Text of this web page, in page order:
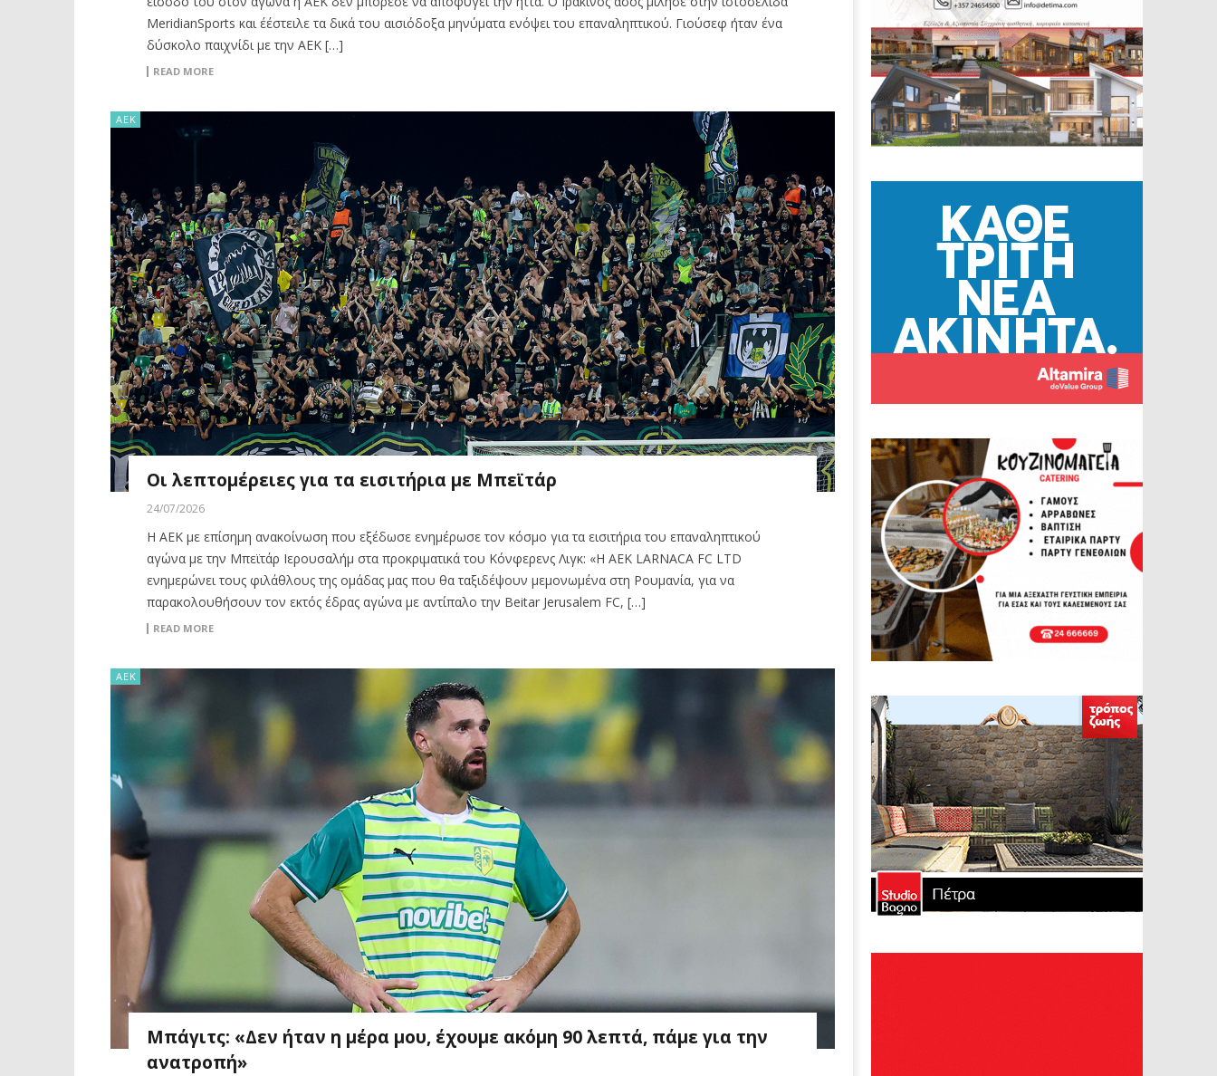
MeridianSports και έέστειλε τα δικά του αισιόδοξα μηνύματα ενόψει του επαναληπτικού. Γιούσεφ ήταν ένα
δύσκολο παιχνίδι με την ΑΕΚ […]
READ MORE
ΑΕΚ
Οι λεπτομέρειες για τα εισιτήρια με Μπεϊτάρ
24/07/2026
Η ΑΕΚ με επίσημη ανακοίνωση που εξέδωσε ενημέρωσε τον κόσμο για τα εισιτήρια του επαναληπτικού
αγώνα με την Μπεϊτάρ Ιερουσαλήμ στα προκριματικά του Κόνφερενς Λιγκ: «Η AEK LARNACA FC LTD
ενημερώνει τους φιλάθλους της ομάδας μας που θα ταξιδέψουν μεμονωμένα στη Ρουμανία, για να
παρακολουθήσουν τον εκτός έδρας αγώνα με αντίπαλο την Beitar Jerusalem FC, […]
READ MORE
ΑΕΚ
Μπάγιτς: «Δεν ήταν η μέρα μου, έχουμε ακόμη 90 λεπτά, πάμε για την
ανατροπή»